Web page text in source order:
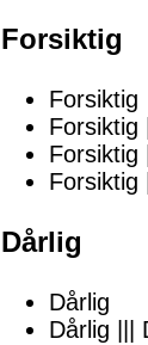
Forsiktig
Forsiktig
Forsiktig
Forsiktig
Forsiktig
Dårlig
Dårlig
Dårlig |||